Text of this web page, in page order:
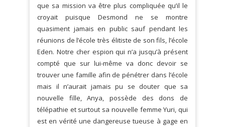
que sa mission va être plus compliquée qu’il le
croyait puisque Desmond ne se montre
quasiment jamais en public sauf pendant les
réunions de l’école très élitiste de son fils, l’école
Eden. Notre cher espion qui n’a jusqu’à présent
compté que sur lui-même va donc devoir se
trouver une famille afin de pénétrer dans l’école
mais il n’aurait jamais pu se douter que sa
nouvelle fille, Anya, possède des dons de
télépathie et surtout sa nouvelle femme Yuri, qui
est en vérité une dangereuse tueuse à gage en